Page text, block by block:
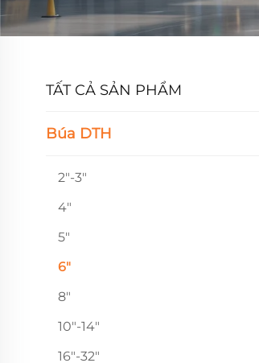
TẤT CẢ SẢN PHẨM
Búa DTH
2"-3"
4"
5"
6"
8"
10"-14"
16"-32"